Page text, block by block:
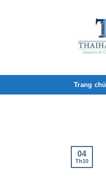
Trang chủ
04
Th10